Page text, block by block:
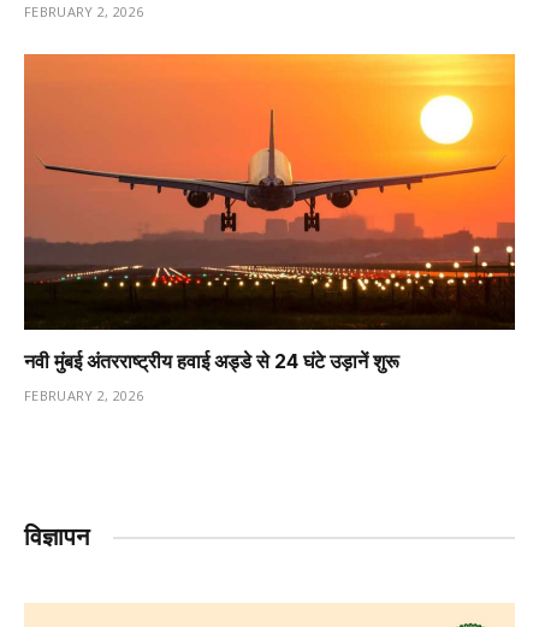
FEBRUARY 2, 2026
नवी मुंबई अंतरराष्ट्रीय हवाई अड्डे से 24 घंटे उड़ानें शुरू
FEBRUARY 2, 2026
विज्ञापन